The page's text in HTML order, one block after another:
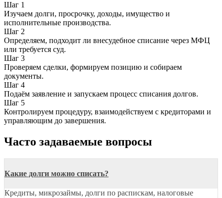
Шаг 1
Изучаем долги, просрочку, доходы, имущество и
исполнительные производства.
Шаг 2
Определяем, подходит ли внесудебное списание через МФЦ
или требуется суд.
Шаг 3
Проверяем сделки, формируем позицию и собираем
документы.
Шаг 4
Подаём заявление и запускаем процесс списания долгов.
Шаг 5
Контролируем процедуру, взаимодействуем с кредиторами и
управляющим до завершения.
Часто задаваемые вопросы
Какие долги можно списать?
Кредиты, микрозаймы, долги по распискам, налоговые